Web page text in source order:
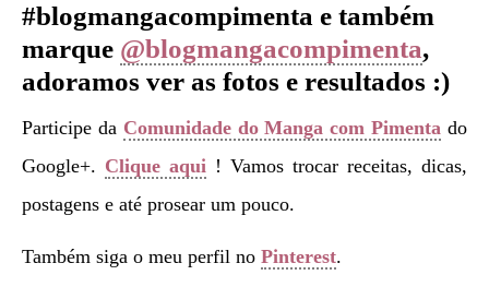
#blogmangacompimenta e também
marque @blogmangacompimenta,
adoramos ver as fotos e resultados :)
Participe da Comunidade do Manga com Pimenta do
Google+. Clique aqui ! Vamos trocar receitas, dicas,
postagens e até prosear um pouco.
Também siga o meu perfil no Pinterest.